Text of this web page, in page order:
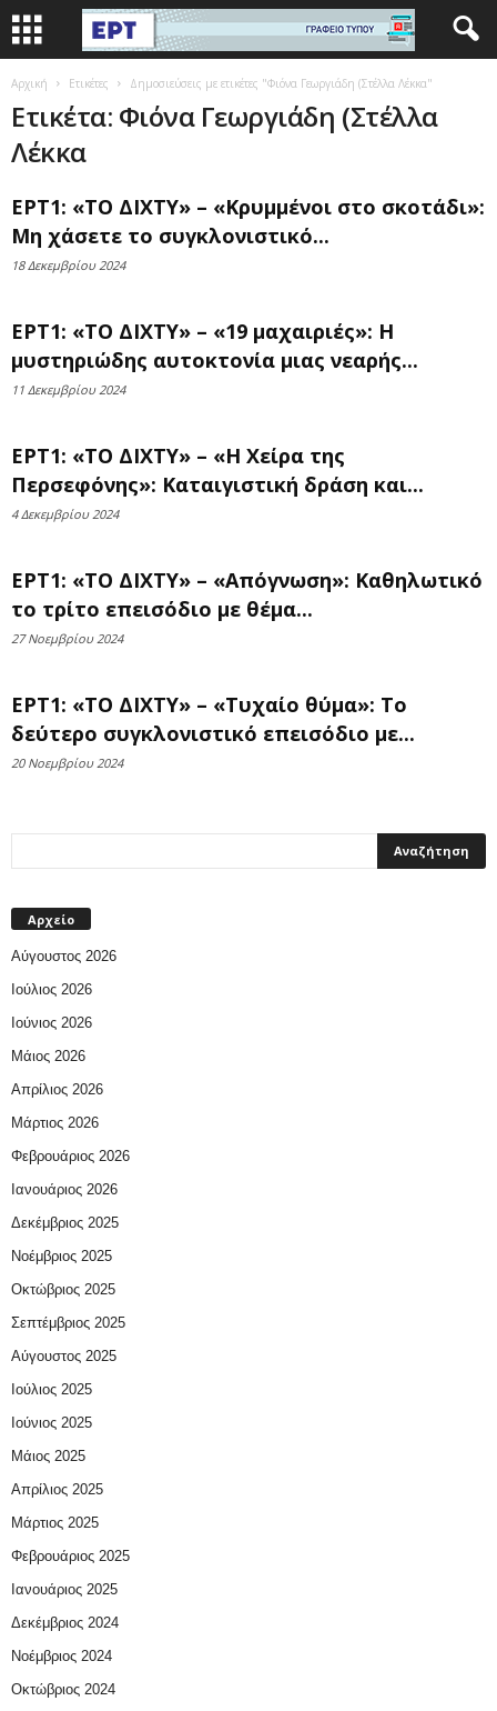
Αρχική Ετικέτες Δημοσιεύσεις με ετικέτες "Φιόνα Γεωργιάδη (Στέλλα Λέκκα"
Ετικέτα: Φιόνα Γεωργιάδη (Στέλλα
Λέκκα
ΕΡΤ1: «ΤΟ ΔΙΧΤΥ» – «Κρυμμένοι στο σκοτάδι»:
Μη χάσετε το συγκλονιστικό...
18 Δεκεμβρίου 2024
ΕΡΤ1: «ΤΟ ΔΙΧΤΥ» – «19 μαχαιριές»: Η
μυστηριώδης αυτοκτονία μιας νεαρής...
11 Δεκεμβρίου 2024
ΕΡΤ1: «ΤΟ ΔΙΧΤΥ» – «Η Χείρα της
Περσεφόνης»: Καταιγιστική δράση και...
4 Δεκεμβρίου 2024
ΕΡΤ1: «ΤΟ ΔΙΧΤΥ» – «Απόγνωση»: Καθηλωτικό
το τρίτο επεισόδιο με θέμα...
27 Νοεμβρίου 2024
ΕΡΤ1: «ΤΟ ΔΙΧΤΥ» – «Τυχαίο θύμα»: Το
δεύτερο συγκλονιστικό επεισόδιο με...
20 Νοεμβρίου 2024
Αρχείο
Αύγουστος 2026
Ιούλιος 2026
Ιούνιος 2026
Μάιος 2026
Απρίλιος 2026
Μάρτιος 2026
Φεβρουάριος 2026
Ιανουάριος 2026
Δεκέμβριος 2025
Νοέμβριος 2025
Οκτώβριος 2025
Σεπτέμβριος 2025
Αύγουστος 2025
Ιούλιος 2025
Ιούνιος 2025
Μάιος 2025
Απρίλιος 2025
Μάρτιος 2025
Φεβρουάριος 2025
Ιανουάριος 2025
Δεκέμβριος 2024
Νοέμβριος 2024
Οκτώβριος 2024